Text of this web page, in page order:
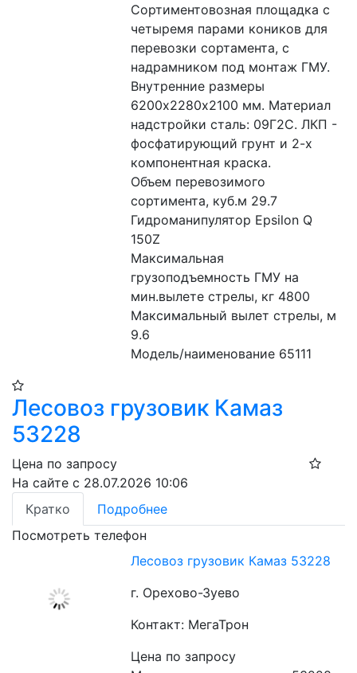
Сортиментовозная площадка с
четыремя парами коников для
перевозки сортамента, с
надрамником под монтаж ГМУ.
Внутренние размеры
6200х2280х2100 мм. Материал
надстройки сталь: 09Г2С. ЛКП -
фосфатирующий грунт и 2-х
компонентная краска.
Объем перевозимого
сортимента, куб.м 29.7
Гидроманипулятор Epsilon Q
150Z
Максимальная
грузоподъемность ГМУ на
мин.вылете стрелы, кг 4800
Максимальный вылет стрелы, м
9.6
Модель/наименование 65111
Лесовоз грузовик Камаз
53228
Цена по запросу
На сайте с 28.07.2026 10:06
Кратко
Подробнее
Посмотреть телефон
Лесовоз грузовик Камаз 53228
г. Орехово-Зуево
Контакт: МегаТрон
Цена по запросу